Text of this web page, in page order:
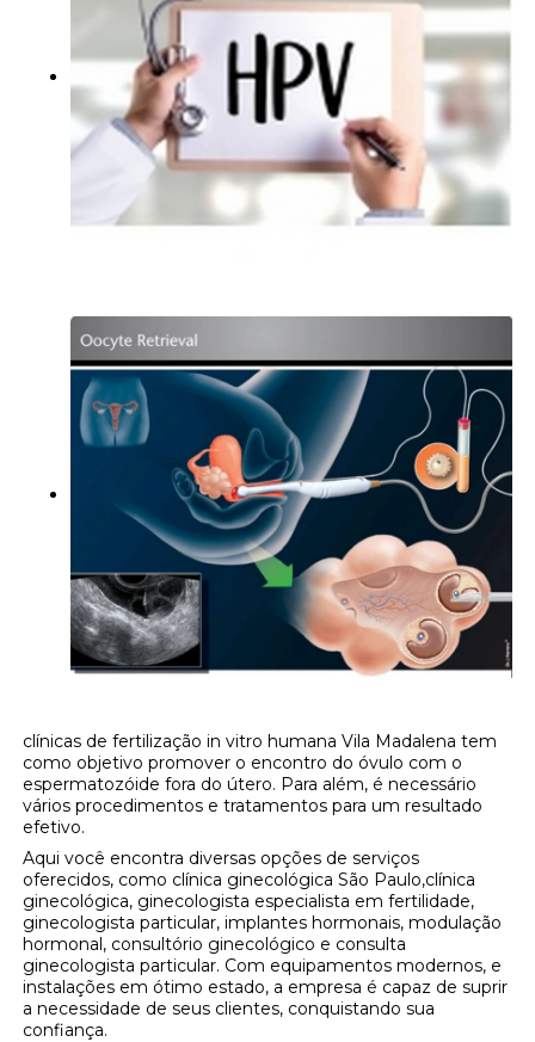
clínicas de fertilização in vitro humana Vila Madalena tem
como objetivo promover o encontro do óvulo com o
espermatozóide fora do útero. Para além, é necessário
vários procedimentos e tratamentos para um resultado
efetivo.
Aqui você encontra diversas opções de serviços
oferecidos, como clínica ginecológica São Paulo,clínica
ginecológica, ginecologista especialista em fertilidade,
ginecologista particular, implantes hormonais, modulação
hormonal, consultório ginecológico e consulta
ginecologista particular. Com equipamentos modernos, e
instalações em ótimo estado, a empresa é capaz de suprir
a necessidade de seus clientes, conquistando sua
confiança.